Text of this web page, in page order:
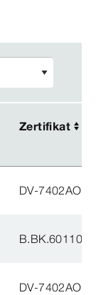
Zertifikat
Zertifikat
DV-
DV-